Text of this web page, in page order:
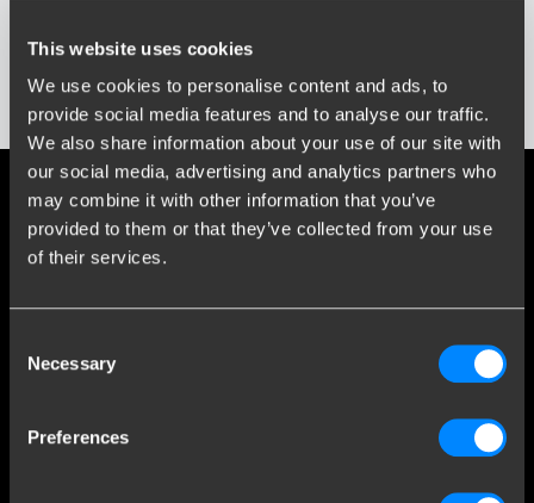
This website uses cookies
We use cookies to personalise content and ads, to
provide social media features and to analyse our traffic.
We also share information about your use of our site with
our social media, advertising and analytics partners who
may combine it with other information that you’ve
provided to them or that they’ve collected from your use
of their services.
Selection
Necessary
Preferences
Toon resultaten
Blijf op de hoogte van onze laatste ontwikkelingen
Meer dan 120 jaar expertise
Sinds 1903 is Brink van een kleine smederij in Assen uitgegroeid